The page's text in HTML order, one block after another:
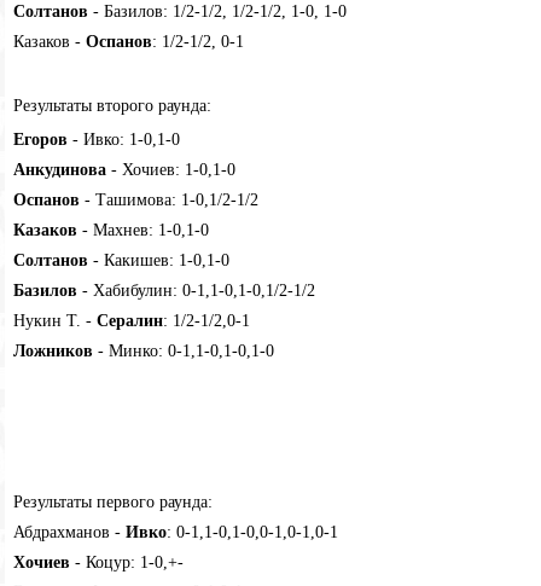
Солтанов - Базилов: 1/2-1/2, 1/2-1/2, 1-0, 1-0
Казаков - Оспанов: 1/2-1/2, 0-1
Результаты второго раунда:
Егоров - Ивко: 1-0,1-0
Анкудинова - Хочиев: 1-0,1-0
Оспанов - Ташимова: 1-0,1/2-1/2
Казаков - Махнев: 1-0,1-0
Солтанов - Какишев: 1-0,1-0
Базилов - Хабибулин: 0-1,1-0,1-0,1/2-1/2
Нукин Т. - Сералин: 1/2-1/2,0-1
Ложников - Минко: 0-1,1-0,1-0,1-0
Результаты первого раунда:
Абдрахманов - Ивко: 0-1,1-0,1-0,0-1,0-1,0-1
Хочиев - Коцур: 1-0,+-